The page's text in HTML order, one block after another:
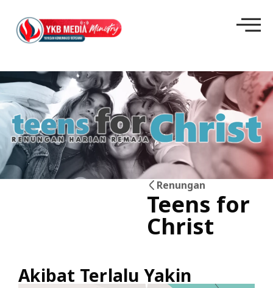
Renungan
Teens for
Christ
Akibat Terlalu Yakin